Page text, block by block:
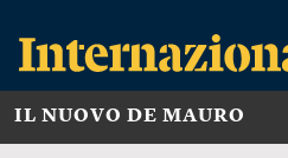
IL NUOVO DE MAURO